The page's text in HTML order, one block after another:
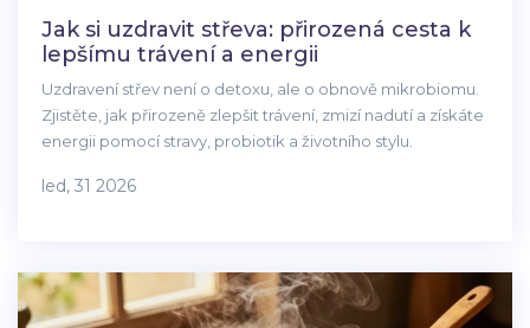
Jak si uzdravit střeva: přirozená cesta k
lepšímu trávení a energii
Uzdravení střev není o detoxu, ale o obnově mikrobiomu.
Zjistěte, jak přirozeně zlepšit trávení, zmizí nadutí a získáte
energii pomocí stravy, probiotik a životního stylu.
led, 31 2026